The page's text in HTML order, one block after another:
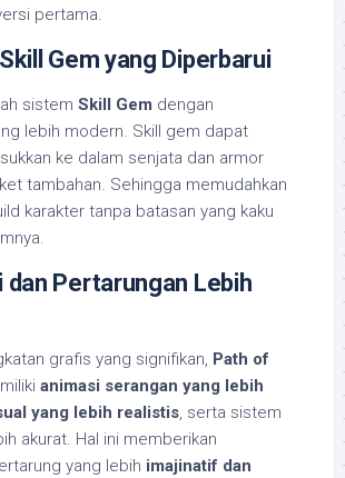
pertama.
Gem yang Diperbarui
sistem Skill Gem dengan
lebih modern. Skill gem dapat
ke dalam senjata dan armor
tambahan. Sehingga memudahkan
karakter tanpa batasan yang kaku
dan Pertarungan Lebih
grafis yang signifikan, Path of
animasi serangan yang lebih
yang lebih realistis, serta sistem
akurat. Hal ini memberikan
yang lebih imajinatif dan